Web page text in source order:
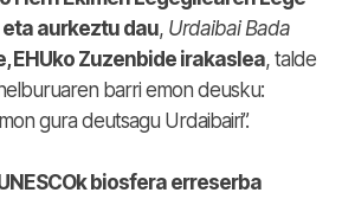
aurkeztu dau, Urdaibai Bada
EHUko Zuzenbide irakaslea, talde
barri emon deusku:
gura deutsagu Urdaibairi”.
biosfera erreserba